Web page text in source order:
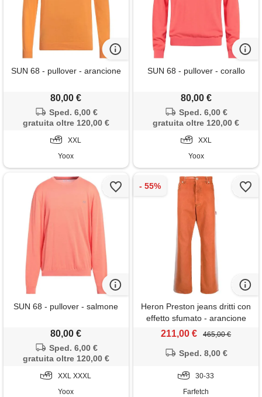
SUN 68 - pullover - arancione
80,00 €
Sped. 6,00 €
gratuita oltre 120,00 €
XXL
Yoox
SUN 68 - pullover - corallo
80,00 €
Sped. 6,00 €
gratuita oltre 120,00 €
XXL
Yoox
SUN 68 - pullover - salmone
80,00 €
Sped. 6,00 €
gratuita oltre 120,00 €
XXL XXXL
Yoox
Heron Preston jeans dritti con
effetto sfumato - arancione
211,00 € 465,00 €
Sped. 8,00 €
30-33
Farfetch